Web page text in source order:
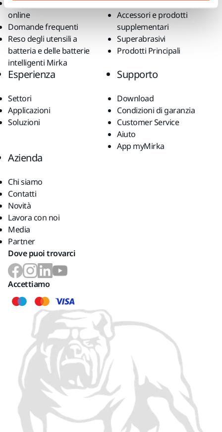
Reso articoli acquistati
online
Domande frequenti
Reso degli utensili a
batteria e delle batterie
intelligenti Mirka
Abrasivi e lucidanti
Accessori e prodotti
supplementari
Superabrasivi
Prodotti Principali
Esperienza
Settori
Applicazioni
Soluzioni
Supporto
Download
Condizioni di garanzia
Customer Service
Aiuto
App myMirka
Azienda
Chi siamo
Contatti
Novità
Lavora con noi
Media
Partner
Dove puoi trovarci
Accettiamo